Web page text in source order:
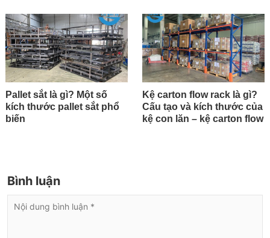
Pallet sắt là gì? Một số
kích thước pallet sắt phổ
biến
Kệ carton flow rack là gì?
Cấu tạo và kích thước của
kệ con lăn – kệ carton flow
Bình luận